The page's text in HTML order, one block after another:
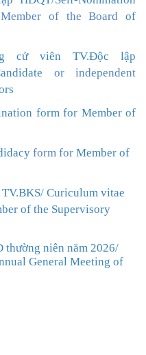
Member of the Boardof
cử viên TV.Độc lập
or independent
form for Member of
form for Member of
.BKS/ Curiculum vitae
of the Supervisory
niên năm 2026/
General Meeting of